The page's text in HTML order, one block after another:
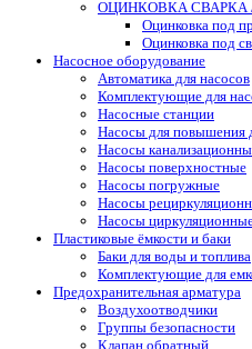
ОЦИНКОВКА СВАРКА
Оцинковка под
Оцинковка под
Насосное оборудование
Автоматика для насосов
Комплектующие для
Насосные станции
Насосы для повышения
Насосы
Насосы поверхностные
Насосы погружные
Насосы
Насосы
Пластиковые ёмкости и баки
Баки для воды и топлива
Комплектующие для
Предохранительная арматура
Воздухоотводчики
Группы безопасности
Клапан обратный